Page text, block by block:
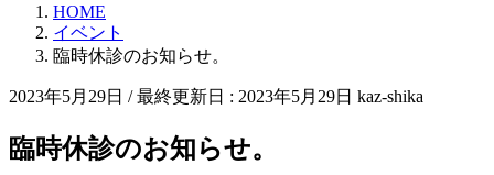
HOME
イベント
臨時休診のお知らせ。
2023年5月29日 / 最終更新日 : 2023年5月29日 kaz-shika
臨時休診のお知らせ。